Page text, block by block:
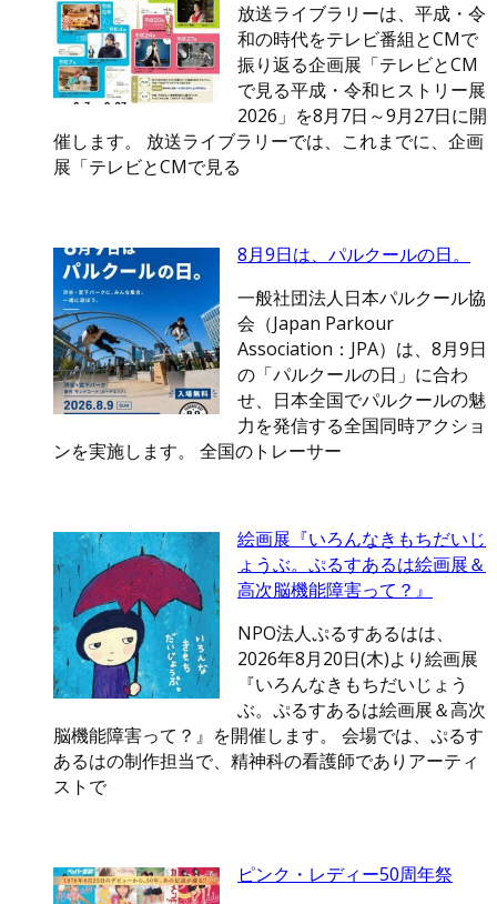
放送ライブラリーは、平成・令
和の時代をテレビ番組とCMで
振り返る企画展「テレビとCM
で見る平成・令和ヒストリー展
2026」を8月7日～9月27日に開
催します。 放送ライブラリーでは、これまでに、企画
展「テレビとCMで見る
8月9日は、パルクールの日。
一般社団法人日本パルクール協
会（Japan Parkour
Association：JPA）は、8月9日
の「パルクールの日」に合わ
せ、日本全国でパルクールの魅
力を発信する全国同時アクショ
ンを実施します。 全国のトレーサー
絵画展『いろんなきもちだいじ
ょうぶ。ぷるすあるは絵画展＆
高次脳機能障害って？』
NPO法人ぷるすあるはは、
2026年8月20日(木)より絵画展
『いろんなきもちだいじょう
ぶ。ぷるすあるは絵画展＆高次
脳機能障害って？』を開催します。 会場では、ぷるす
あるはの制作担当で、精神科の看護師でありアーティ
ストで
ピンク・レディー50周年祭